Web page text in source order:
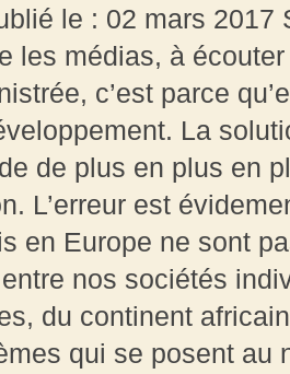
le : 02 mars 2017
les médias, à
c’est parce
La
de plus en plus en
L’erreur est
en Europe ne sont
nos sociétés
du continent
qui se posent au